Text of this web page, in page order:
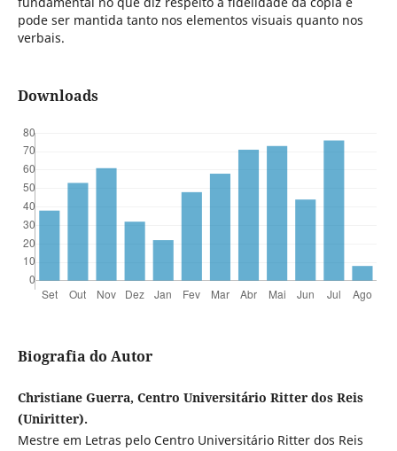
pode ser mantida tanto nos elementos visuais quanto nos
verbais.
Downloads
Biografia do Autor
Christiane Guerra, Centro Universitário Ritter dos Reis
(Uniritter).
Mestre em Letras pelo Centro Universitário Ritter dos Reis